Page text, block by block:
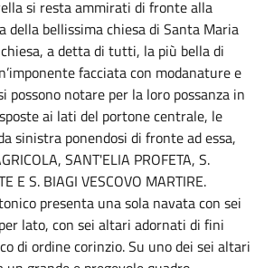
si resta ammirati di fronte alla
della bellissima chiesa di Santa Maria
chiesa, a detta di tutti, la più bella di
facciata con modanature e
possono notare per la loro possanza in
ai lati del portone centrale, le
sinistra ponendosi di fronte ad essa,
SANT'ELIA PROFETA, S.
E S. BIAGI VESCOVO MARTIRE.
presenta una sola navata con sei
lato, con sei altari adornati di fini
di ordine corinzio. Su uno dei sei altari